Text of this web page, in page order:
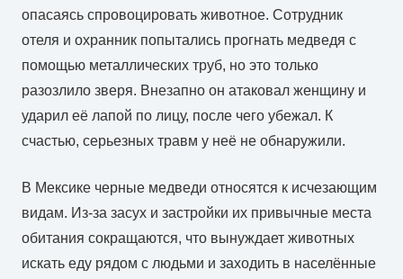
опасаясь спровоцировать животное. Сотрудник
отеля и охранник попытались прогнать медведя с
помощью металлических труб, но это только
разозлило зверя. Внезапно он атаковал женщину и
ударил её лапой по лицу, после чего убежал. К
счастью, серьезных травм у неё не обнаружили.
В Мексике черные медведи относятся к исчезающим
видам. Из-за засух и застройки их привычные места
обитания сокращаются, что вынуждает животных
искать еду рядом с людьми и заходить в населённые